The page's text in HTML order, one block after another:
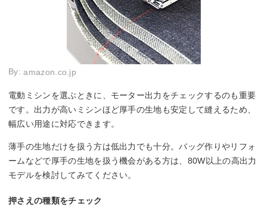
By:amazon.co.jp
電動ミシンを選ぶときに、モーター出力をチェックするのも重要
です。出力が高いミシンほど厚手の生地も安定して縫えるため、
幅広い用途に対応できます。
薄手の生地だけを扱う方は低出力でも十分。バッグ作りやリフォ
ームなどで厚手の生地を扱う機会がある方は、80W以上の高出力
モデルを検討してみてください。
押さえの種類をチェック